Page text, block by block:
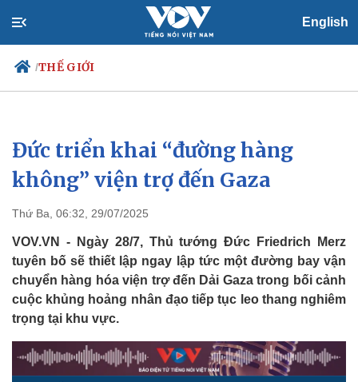
English
/THẾ GIỚI
Chính trị
Đảng
Tổ chức nhân sự
Nhận diện sự thật
Xã hội
Tin 24h
Dự báo thời tiết
Việc làm
Biển đảo
Đức triển khai “đường hàng
không” viện trợ đến Gaza
Thứ Ba, 06:32, 29/07/2025
VOV.VN - Ngày 28/7, Thủ tướng Đức Friedrich Merz
tuyên bố sẽ thiết lập ngay lập tức một đường bay vận
chuyển hàng hóa viện trợ đến Dải Gaza trong bối cảnh
cuộc khủng hoảng nhân đạo tiếp tục leo thang nghiêm
trọng tại khu vực.